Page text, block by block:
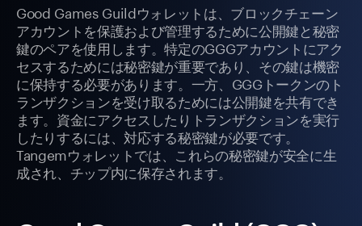
Good Games Guildウォレットは、ブロックチェーン
アカウントを保護および管理するために公開鍵と秘密
鍵のペアを使用します。特定のGGGアカウントにアク
セスするためには秘密鍵が重要であり、その鍵は機密
に保持する必要があります。一方、GGGトークンのト
ランザクションを受け取るためには公開鍵を共有でき
ます。資金にアクセスしたりトランザクションを実行
したりするには、対応する秘密鍵が必要です。
Tangemウォレットでは、これらの秘密鍵が安全に生
成され、チップ内に保存されます。